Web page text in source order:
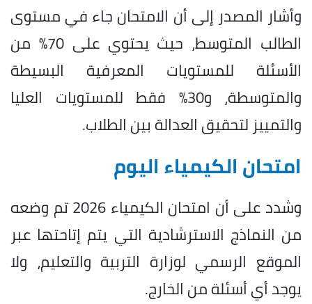
وأشار المصدر إلى أن الامتحان جاء في مستوى
الطالب المتوسط، حيث يحتوي على 70% من
الأسئلة للمستويات المعرفية البسيطة
والمتوسطة، و30% فقط للمستويات العليا
والتمييز لتحقيق العدالة بين الطلاب.
امتحان الكيمياء اليوم
وشدد على أن امتحان الكيمياء 2026 تم وضعه
من النماذج الاسترشادية التي يتم إتاحتها عبر
الموقع الرسمي لوزارة التربية والتعليم، ولا
يوجد أي أسئلة من الخارج.